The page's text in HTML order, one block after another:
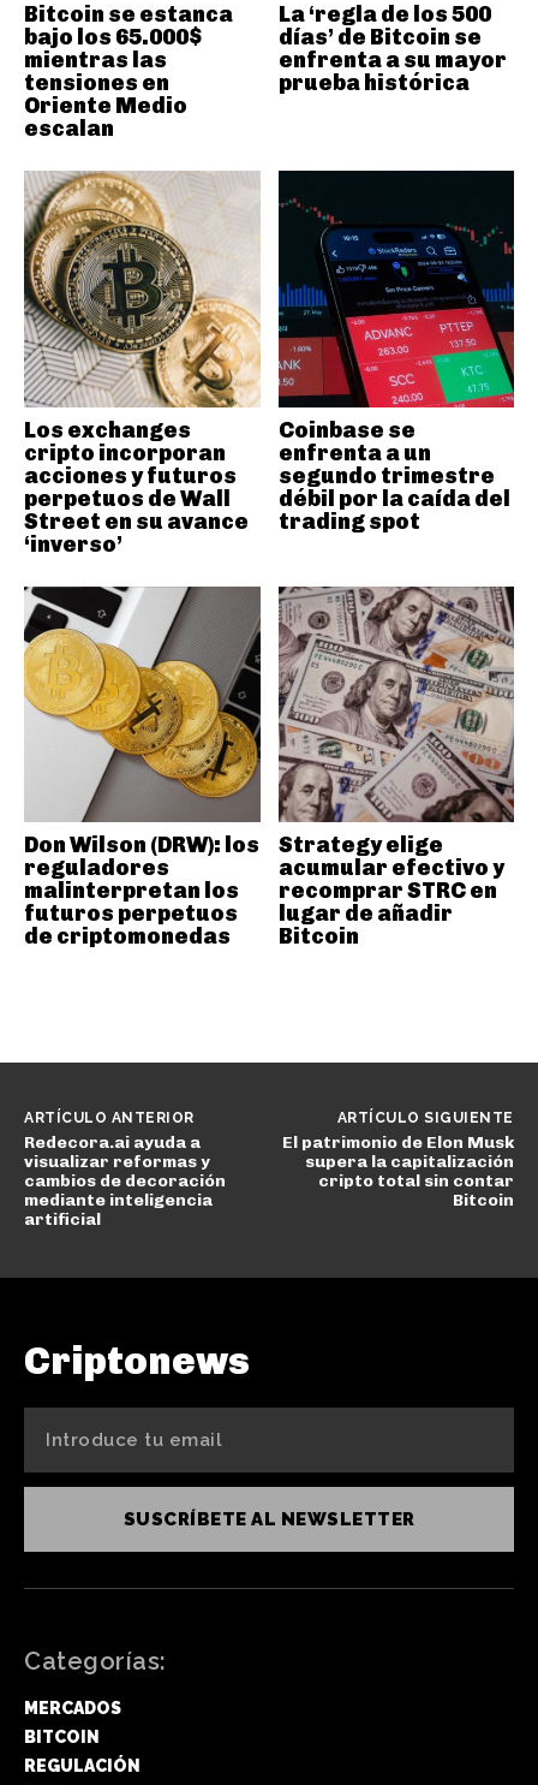
Bitcoin se estanca
bajo los 65.000$
mientras las
tensiones en
Oriente Medio
escalan
La ‘regla de los 500
días’ de Bitcoin se
enfrenta a su mayor
prueba histórica
Los exchanges
cripto incorporan
acciones y futuros
perpetuos de Wall
Street en su avance
‘inverso’
Coinbase se
enfrenta a un
segundo trimestre
débil por la caída del
trading spot
Don Wilson (DRW): los
reguladores
malinterpretan los
futuros perpetuos
de criptomonedas
Strategy elige
acumular efectivo y
recomprar STRC en
lugar de añadir
Bitcoin
ARTÍCULO ANTERIOR
Redecora.ai ayuda a
visualizar reformas y
cambios de decoración
mediante inteligencia
artificial
ARTÍCULO SIGUIENTE
El patrimonio de Elon Musk
supera la capitalización
cripto total sin contar
Bitcoin
Criptonews
SUSCRÍBETE AL NEWSLETTER
Categorías:
MERCADOS
BITCOIN
REGULACIÓN